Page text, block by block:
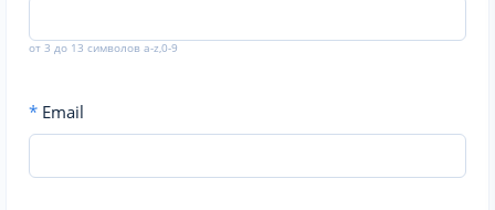
от 3 до 13 символов a-z,0-9
* Email